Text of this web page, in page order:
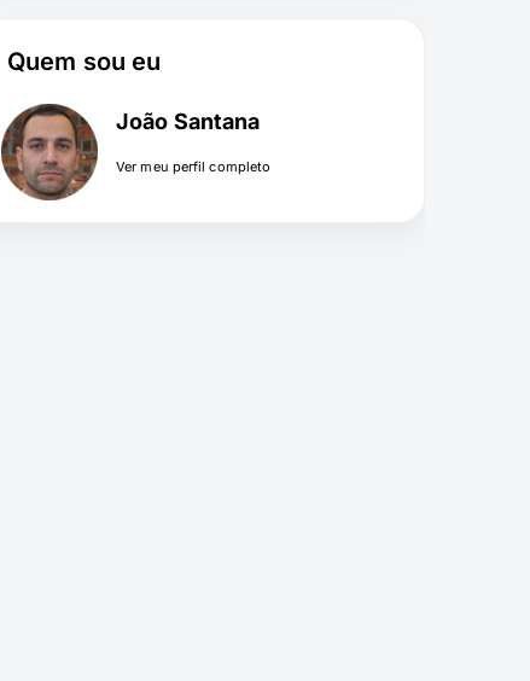
Quem sou eu
João Santana
Ver meu perfil completo